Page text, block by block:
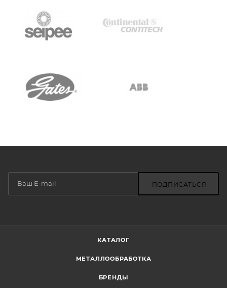
ПОДПИСАТЬСЯ
КАТАЛОГ
МЕТАЛЛООБРАБОТКА
БРЕНДЫ